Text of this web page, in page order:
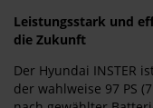
Leistungsstark und
die Zukunft
Der Hyundai INSTER
der wahlweise 97 PS